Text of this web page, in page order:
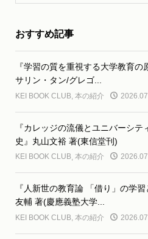
おすすめ記事
『学習の質を重視する大学教育
サリン・タン/グレゴ...
KEI BOOK CLUB, 本の紹介
『カレッジの流儀とユニバーシ
史』丸山文裕 著(東信堂刊)
KEI BOOK CLUB, 本の紹介
『人新世の教育論 「借り」の学
友輔 著(慶應義塾大学...
KEI BOOK CLUB, 本の紹介